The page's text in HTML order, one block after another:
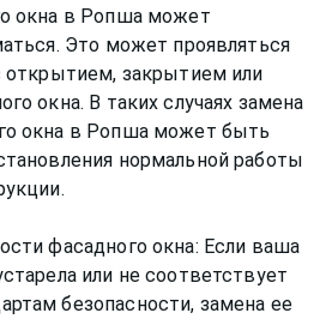
окна в Ропша может
Это может проявляться
открытием, закрытием или
окна. В таких случаях замена
окна в Ропша может быть
нормальной работы
фасадного окна: Если ваша
или не соответствует
безопасности, замена ее